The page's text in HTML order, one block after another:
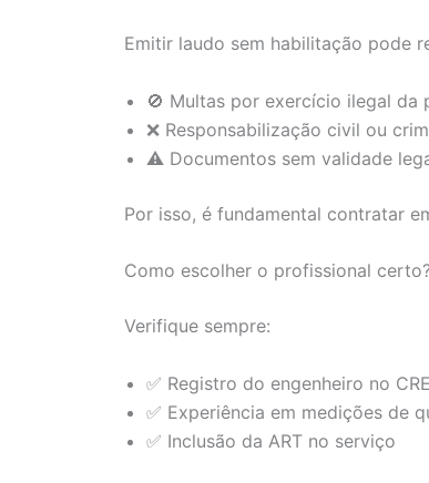
Emitir laudo sem habilitação pode
🚫 Multas por exercício ilegal da
❌ Responsabilização civil ou
⚠️ Documentos sem validade
Por isso, é fundamental contratar
Como escolher o profissional
Verifique sempre:
✅ Registro do engenheiro no
✅ Experiência em medições de
✅ Inclusão da ART no serviço